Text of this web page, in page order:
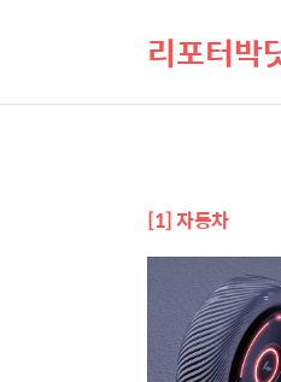
리포터
[1] 자동차